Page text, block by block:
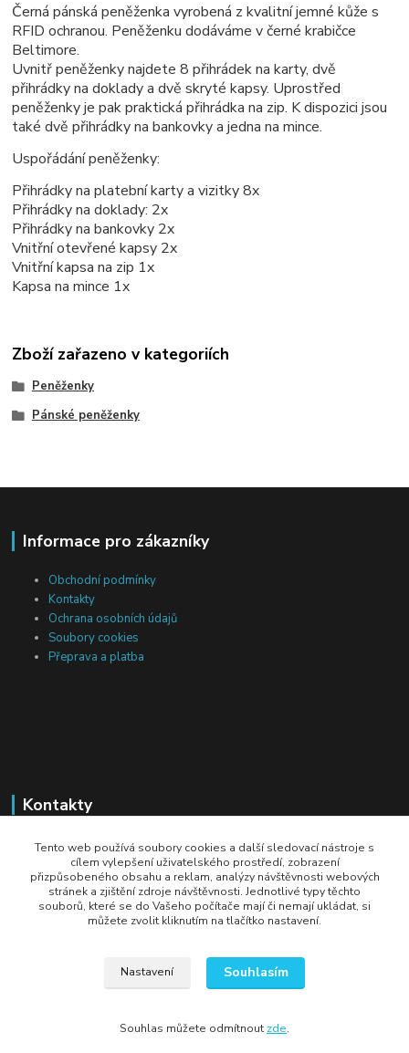
Černá pánská peněženka vyrobená z kvalitní jemné kůže s
RFID ochranou. Peněženku dodáváme v černé krabičce
Beltimore.
Uvnitř peněženky najdete 8 přihrádek na karty, dvě
přihrádky na doklady a dvě skryté kapsy. Uprostřed
peněženky je pak praktická přihrádka na zip. K dispozici jsou
také dvě přihrádky na bankovky a jedna na mince.
Uspořádání peněženky:
Přihrádky na platební karty a vizitky 8x
Přihrádky na doklady: 2x
Přihrádky na bankovky 2x
Vnitřní otevřené kapsy 2x
Vnitřní kapsa na zip 1x
Kapsa na mince 1x
Zboží zařazeno v kategoriích
Peněženky
Pánské peněženky
Informace pro zákazníky
Obchodní podmínky
Kontakty
Ochrana osobních údajů
Soubory cookies
Přeprava a platba
Kontakty
Michal Tranta
+420 777 217 687
(Po-Pá, 8-18 hod.)
info@dobryzbozi.cz
Tento web používá soubory cookies a další sledovací nástroje s
cílem vylepšení uživatelského prostředí, zobrazení
přizpůsobeného obsahu a reklam, analýzy návštěvnosti webových
stránek a zjištění zdroje návštěvnosti. Jednotlivé typy těchto
souborů, které se do Vašeho počítače mají či nemají ukládat, si
můžete zvolit kliknutím na tlačítko nastavení.
Nastavení Souhlasím
Souhlas můžete odmítnout zde.